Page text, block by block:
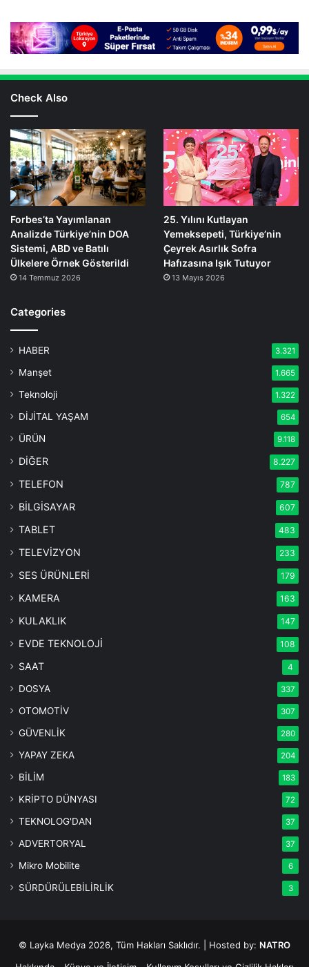
Check Also
Forbes’ta Yayımlanan
Analizde Türkiye’nin DOA
Sistemi, ABD ve Batılı
Ülkelere Örnek Gösterildi
14 Temmuz 2026
25. Yılını Kutlayan
Yemeksepeti, Türkiye’nin
Çeyrek Asırlık Sofra
Hafızasına Işık Tutuyor
13 Mayıs 2026
Categories
HABER 3.321
Manşet 1.665
Teknoloji 1.322
DİJİTAL YAŞAM 654
ÜRÜN 9.118
DİĞER 8.227
TELEFON 787
BİLGİSAYAR 607
TABLET 483
TELEVİZYON 233
SES ÜRÜNLERİ 179
KAMERA 163
KULAKLIK 147
EVDE TEKNOLOJİ 108
SAAT 4
DOSYA 337
OTOMOTİV 307
GÜVENLİK 280
YAPAY ZEKA 204
BİLİM 183
KRİPTO DÜNYASI 72
TEKNOLOG'DAN 37
ADVERTORYAL 37
Mikro Mobilite 6
SÜRDÜRÜLEBİLİRLİK 3
© Layka Medya 2026, Tüm Hakları Saklıdır. | Hosted by: NATRO